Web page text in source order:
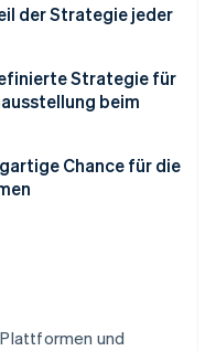
Lösungen für die
der Strategie jeder
Strategie für
beim
Produktstrategie
Chance für die
und